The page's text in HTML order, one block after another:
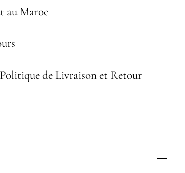
au Maroc
de Livraison et Retour